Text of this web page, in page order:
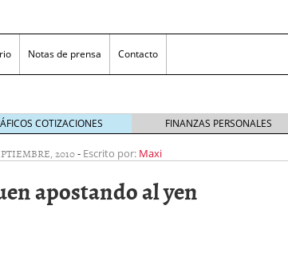
Notas de prensa Contacto
japonesa hoy octubre 25, 2024
COTIZACIONES FINANZAS PERSONALES
2010- Escrito por: Maxi
apostando al yen